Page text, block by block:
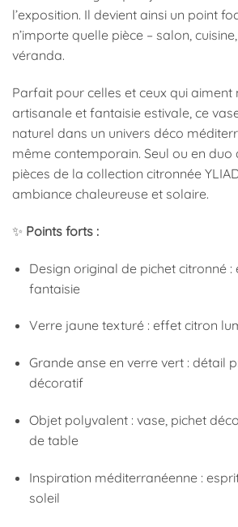
l’exposition. Il devient ainsi un point
n’importe quelle pièce – salon,
véranda.
Parfait pour celles et ceux qui aiment
artisanale et fantaisie estivale, ce
naturel dans un univers déco
même contemporain. Seul ou en duo
pièces de la collection citronnée
ambiance chaleureuse et solaire.
✨ Points forts :
Design original de pichet citronné
fantaisie
Verre jaune texturé : effet citron
Grande anse en verre vert : détail
décoratif
Objet polyvalent : vase, pichet
de table
Inspiration méditerranéenne :
soleil